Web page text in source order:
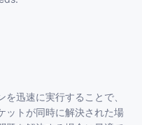
迅速に実行することで、
ットが同時に解決された場